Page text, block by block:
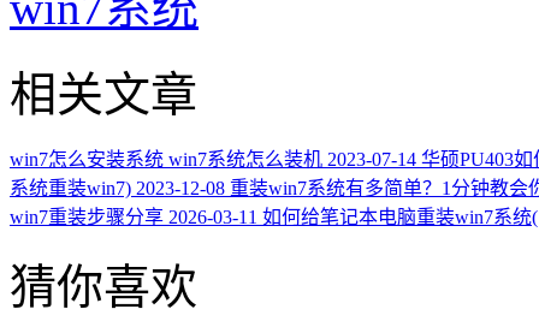
相关文章
win7怎么安装系统 win7系统怎么装机 2023-07-14 华硕PU403
系统重装win7) 2023-12-08 重装win7系统有多简单？1分钟教会
win7重装步骤分享 2026-03-11 如何给笔记本电脑重装win7系
猜你喜欢